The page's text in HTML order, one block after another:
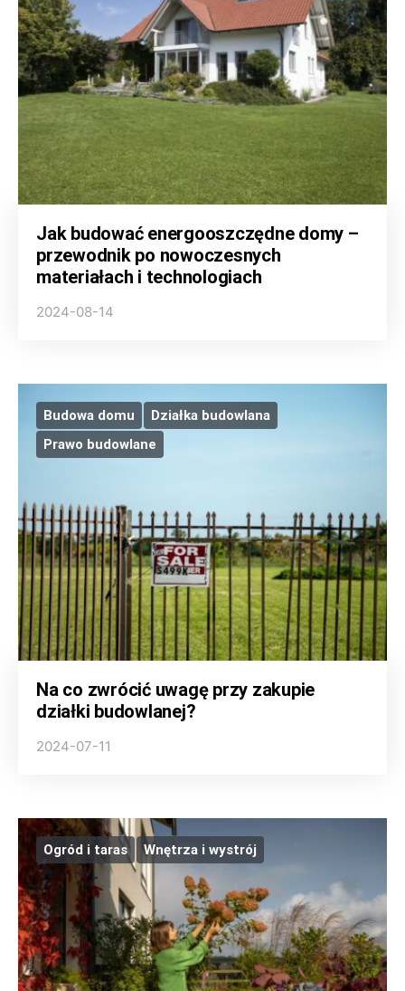
Jak budować energooszczędne domy –
przewodnik po nowoczesnych
materiałach i technologiach
2024-08-14
Budowa domu
Działka budowlana
Prawo budowlane
Na co zwrócić uwagę przy zakupie
działki budowlanej?
2024-07-11
Ogród i taras Wnętrza i wystrój